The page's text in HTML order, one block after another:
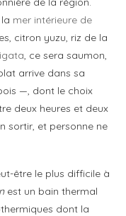
mer intérieure de
citron yuzu, riz de la
, ce sera saumon,
arrive dans sa
—, dont le choix
deux heures et deux
sortir, et personne ne
être le plus difficile à
est un bain thermal
dont la